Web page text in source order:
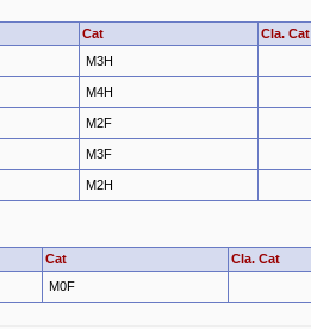
Cat Cla. Cat
M3H
M4H
M2F
M3F
M2H
Cat Cla. Cat
M0F